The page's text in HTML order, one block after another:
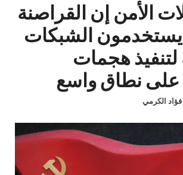
الأمن إن القراصنة
يستخدمون الشبكات
لتنفيذ هجمات
على نطاق واسع
فؤاد الكرمي